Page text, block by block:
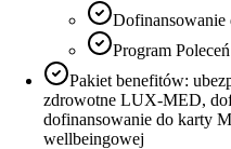
Program
Pakiet benefitów:
zdrowotne LUX-MED,
dofinansowanie do karty
wellbeingowej